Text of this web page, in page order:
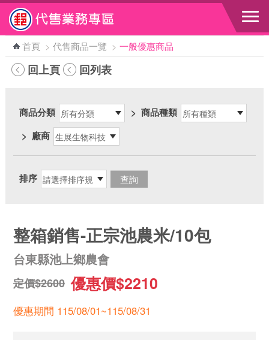
跳到主要內容區塊
首頁 > 代售商品一覽 > 一般優惠商品
回上頁 回列表
商品分類 > 商品種類
> 廠商
排序
整箱銷售-正宗池農米/10包
台東縣池上鄉農會
定價$2600 優惠價$2210
優惠期間 115/08/01~115/08/31